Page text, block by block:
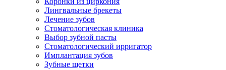
Лингвальные брекеты
Лечение зубов
Стоматологическая клиника
Выбор зубной пасты
Стоматологический ирригатор
Имплантация зубов
Зубные щетки